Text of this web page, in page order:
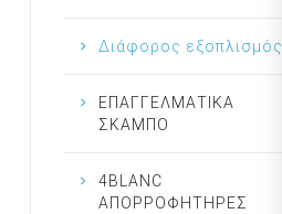
Διάφορος εξοπλισμός
ΕΠΑΓΓΕΛΜΑΤΙΚΑ
ΣΚΑΜΠΟ
4BLANC
ΑΠΟΡΡΟΦΗΤΗΡΕΣ